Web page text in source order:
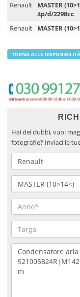
Renault
MASTER
4p/d/2298cc
Renault
MASTER
TORNA ALLE DISPONIBILITÀ
Hai dei dubbi, vuoi
fotografie? Inviaci le